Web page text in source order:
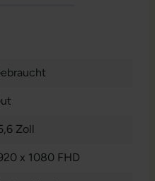
Zoll
x 1080 FHD